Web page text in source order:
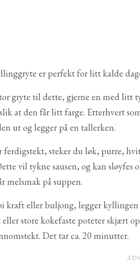
er perfekt for litt kalde
gryte til dette, gjerne en med litt
at den får litt farge. Etterhvert
ut og legger på en tallerken.
ferdigstekt, steker du løk, purre,
vil tykne sausen, og kan
melsmak på suppen.
kraft eller buljong, legger
store kokefaste poteter skjært
Det tar ca. 20 minutter.